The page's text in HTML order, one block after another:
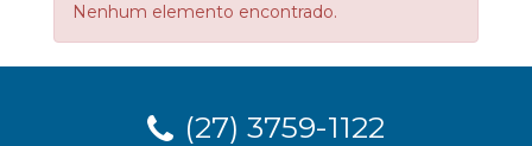
Nenhum elemento encontrado.
(27) 3759-1122